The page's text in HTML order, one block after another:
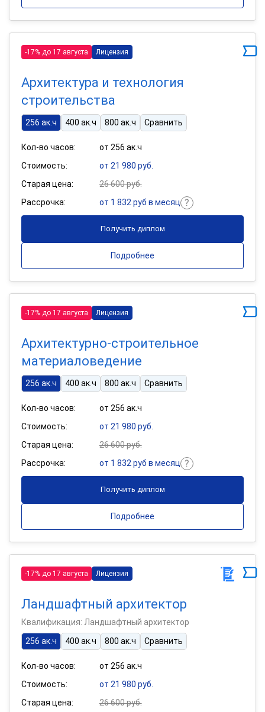
-17% до 17 августа Лицензия
Архитектура и технология
строительства
256 ак.ч 400 ак.ч 800 ак.ч Сравнить
Кол-во часов:
от 256 ак.ч
Стоимость:
от 21 980 руб.
Старая цена:
26 600 руб.
Рассрочка:
от 1 832 руб в месяц
Получить диплом
Подробнее
-17% до 17 августа Лицензия
Архитектурно-строительное
материаловедение
256 ак.ч 400 ак.ч 800 ак.ч Сравнить
Кол-во часов:
от 256 ак.ч
Стоимость:
от 21 980 руб.
Старая цена:
26 600 руб.
Рассрочка:
от 1 832 руб в месяц
Получить диплом
Подробнее
-17% до 17 августа Лицензия
Ландшафтный архитектор
Квалификация: Ландшафтный архитектор
256 ак.ч
400 ак.ч 800 ак.ч Сравнить
Кол-во часов:
от 256 ак.ч
Стоимость:
от 21 980 руб.
Старая цена:
26 600 руб.